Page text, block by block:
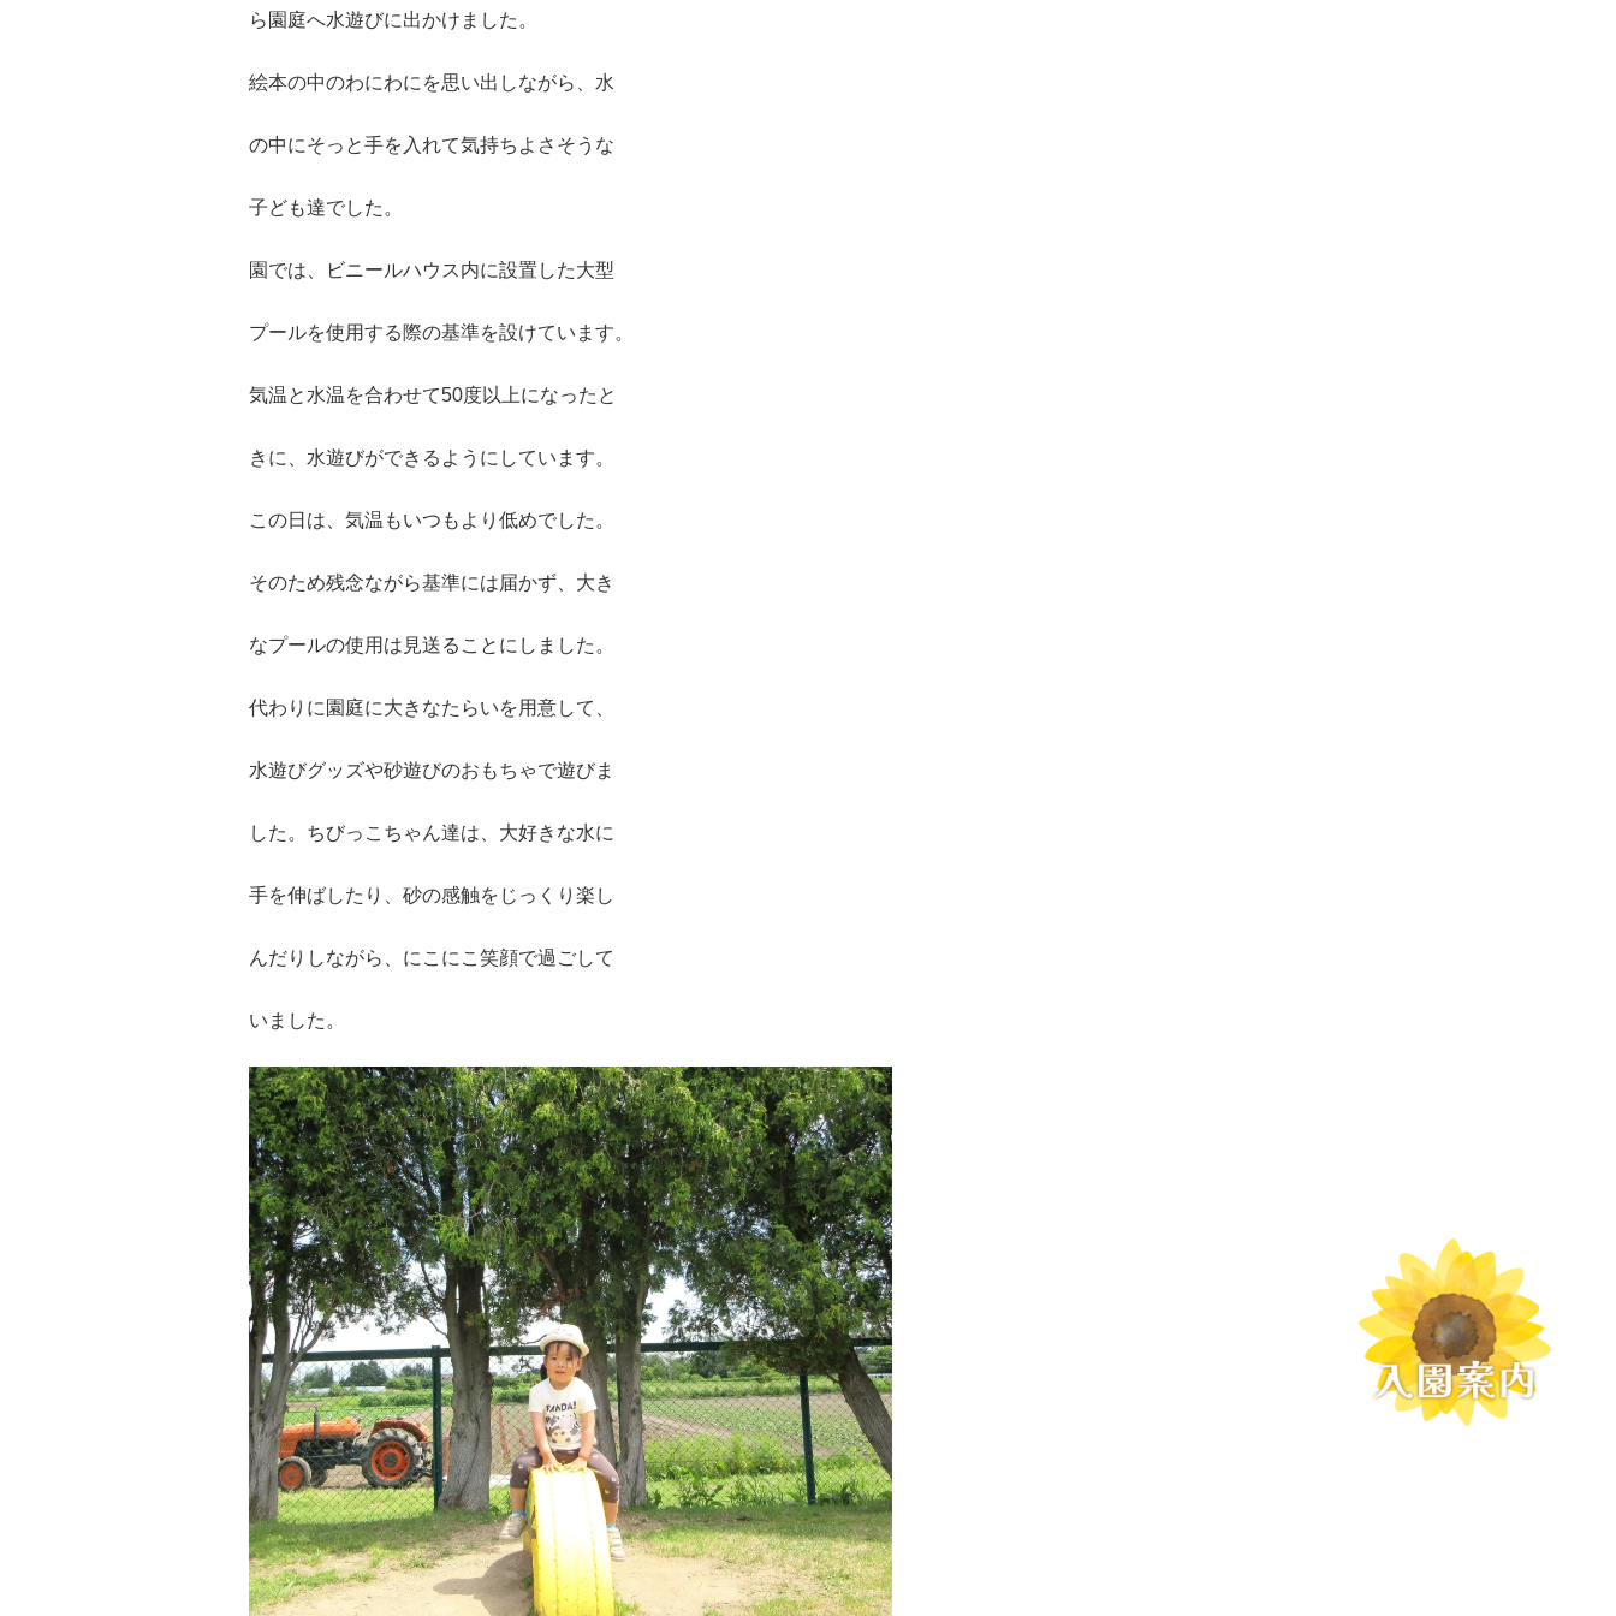
ら園庭へ水遊びに出かけました。
絵本の中のわにわにを思い出しながら、水
の中にそっと手を入れて気持ちよさそうな
子ども達でした。
園では、ビニールハウス内に設置した大型
プールを使用する際の基準を設けています。
気温と水温を合わせて50度以上になったと
きに、水遊びができるようにしています。
この日は、気温もいつもより低めでした。
そのため残念ながら基準には届かず、大き
なプールの使用は見送ることにしました。
代わりに園庭に大きなたらいを用意して、
水遊びグッズや砂遊びのおもちゃで遊びま
した。ちびっこちゃん達は、大好きな水に
手を伸ばしたり、砂の感触をじっくり楽し
んだりしながら、にこにこ笑顔で過ごして
いました。